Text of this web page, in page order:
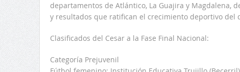
departamentos de Atlántico, La Guajira y Magdalena,
y resultados que ratifican el crecimiento deportivo del
Clasificados del Cesar a la Fase Final Nacional:
Categoría Prejuvenil